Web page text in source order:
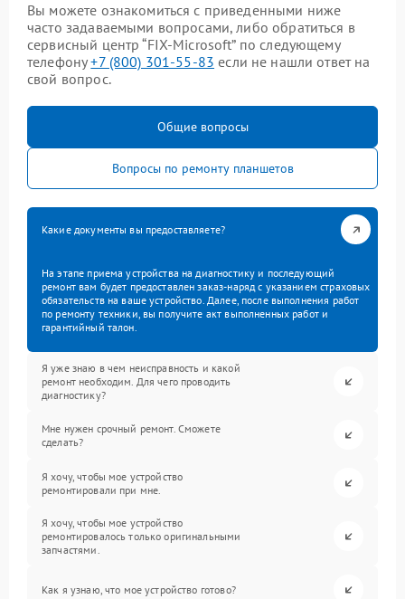
Вы можете ознакомиться с приведенными ниже
часто задаваемыми вопросами, либо обратиться в
сервисный центр “FIX-Microsoft” по следующему
телефону+7 (800) 301-55-83 если не нашли ответ на
свой вопрос.
Общие вопросы
Вопросы по ремонту планшетов
Какие документы вы предоставляете?
На этапе приема устройства на диагностику и последующий
ремонт вам будет предоставлен заказ-наряд с указанием страховых
обязательств на ваше устройство. Далее, после выполнения работ
по ремонту техники, вы получите акт выполненных работ и
гарантийный талон.
Я уже знаю в чем неисправность и какой
ремонт необходим. Для чего проводить
диагностику?
Мне нужен срочный ремонт. Сможете
сделать?
Я хочу, чтобы мое устройство
ремонтировали при мне.
Я хочу, чтобы мое устройство
ремонтировалось только оригинальными
запчастями.
Как я узнаю, что мое устройство готово?